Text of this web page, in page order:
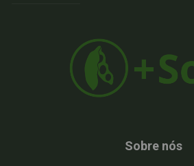
Sobre nós